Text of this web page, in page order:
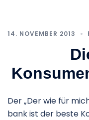
14. NOVEMBER 2013
Der „Der wie für
bank ist der beste